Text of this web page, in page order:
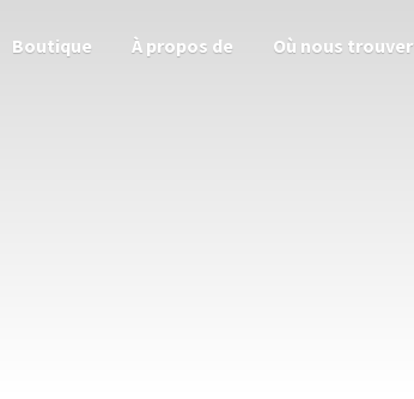
Boutique À propos de Où nous trouver